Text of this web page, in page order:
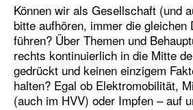
Können wir als Gesellschaft (und
bitte aufhören, immer die gleichen
führen? Über Themen und
rechts kontinuierlich in die Mitte
gedrückt und keinen einzigem
halten? Egal ob Elektromobilität,
(auch im HVV) oder Impfen – auf